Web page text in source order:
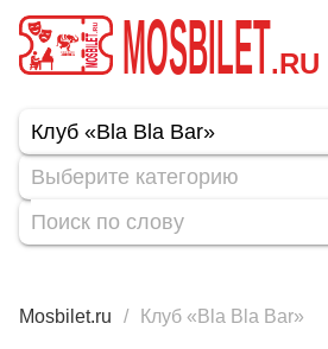
MOSBILET.RU
Выберите категорию
Mosbilet.ru Клуб «Bla Bla Bar»